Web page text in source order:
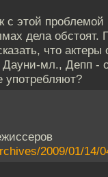
с этой проблемой
дела обстоят.
что актеры
мл., Депп -
употребляют?
2009/01/14/